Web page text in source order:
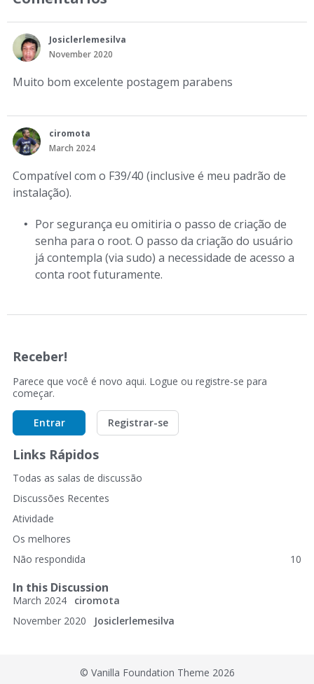
Josiclerlemesilva
November 2020
Muito bom excelente postagem parabens
ciromota
March 2024
Compatível com o F39/40 (inclusive é meu padrão de
instalação).
Por segurança eu omitiria o passo de criação de
senha para o root. O passo da criação do usuário
já contempla (via sudo) a necessidade de acesso a
conta root futuramente.
Receber!
Parece que você é novo aqui. Logue ou registre-se para
começar.
Entrar Registrar-se
Links Rápidos
Todas as salas de discussão
Discussões Recentes
Atividade
Os melhores
Não respondida
10
In this Discussion
March 2024
ciromota
November 2020
Josiclerlemesilva